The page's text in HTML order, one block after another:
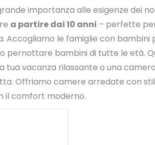
importanza alle esigenze dei
a partire dai 10 anni – perfette
Accogliamo le famiglie con bambini
pernottare bambini di tutte le età.
tua vacanza rilassante o una
Offriamo camere arredate con
il comfort moderno.